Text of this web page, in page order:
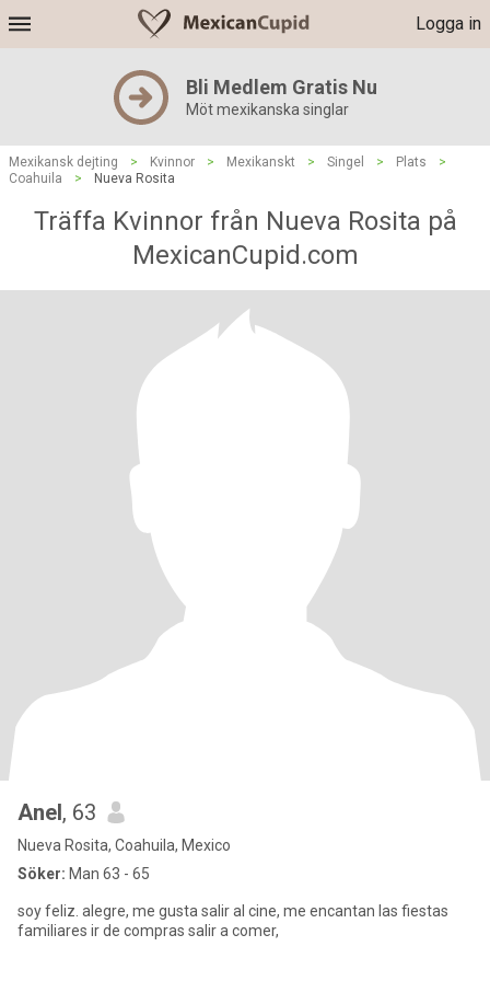
Logga in
Bli Medlem Gratis Nu
Möt mexikanska singlar
Mexikansk dejting > Kvinnor > Mexikanskt > Singel > Plats
>
Coahuila
> Nueva Rosita
Träffa Kvinnor från Nueva Rosita på
MexicanCupid.com
Anel, 63
Nueva Rosita, Coahuila, Mexico
Söker: Man 63 - 65
soy feliz. alegre, me gusta salir al cine, me encantan las fiestas
familiares ir de compras salir a comer,